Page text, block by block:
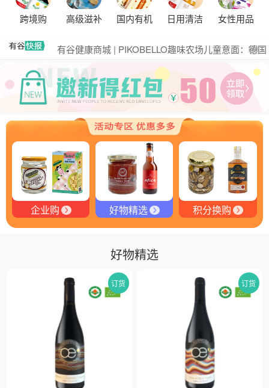
跨境购 高级滋补 国内有机 日用清洁 女性用品
更多
式，共筑大健康产业有机生态新未来
有谷健康商城 | PIKOBELLO趣味农场儿童意面：德国
匠心打造的无盐健康新主张
有谷健康 | PIKOBELLO牌儿童意面：健康与美味的完
美结合
探寻黑钻奥秘：有谷健康与塞尔维亚黑松露的完美邂
逅
探秘塞尔维亚黑松露：舌尖上的黑钻石
品味卓越，OE 中欧有机双认证红酒的独特魅力
品味拉克索威斯威士忌，邂逅独特酒韵
黑松露的热量是多少？
企业购 好物精选 积分换购
好物精选
订货 订货